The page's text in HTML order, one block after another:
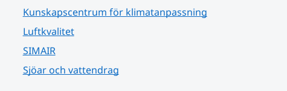
Kunskapscentrum för klimatanpassning
Luftkvalitet
SIMAIR
Sjöar och vattendrag